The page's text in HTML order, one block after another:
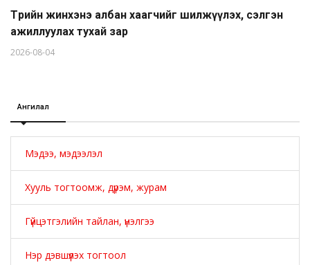
Төрийн жинхэнэ албан хаагчийг шилжүүлэх, сэлгэн
ажиллуулах тухай зар
2026-08-04
Ангилал
Мэдээ, мэдээлэл
Хууль тогтоомж, дүрэм, журам
Гүйцэтгэлийн тайлан, үнэлгээ
Нэр дэвшүүлэх тогтоол